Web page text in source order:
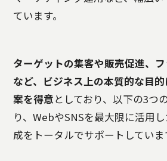
ています。
ターゲットの集客や販売促進、
など、ビジネス上の本質的な目
案を得意としており、以下の3つ
り、WebやSNSを最大限に活用
成をトータルでサポートしていま